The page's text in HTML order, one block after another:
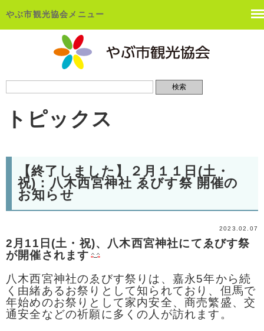
やぶ市観光協会メニュー
トピックス
【終了しました】２月１１日(土・
祝)：八木西宮神社 ゑびす祭 開催の
お知らせ
2023.02.07
2月11日(土・祝)、八木西宮神社にてゑびす祭
が開催されます
八木西宮神社のゑびす祭りは、嘉永5年から続
く由緒あるお祭りとして知られており、但馬で
年始めのお祭りとして家内安全、商売繁盛、交
通安全などの祈願に多くの人が訪れます。